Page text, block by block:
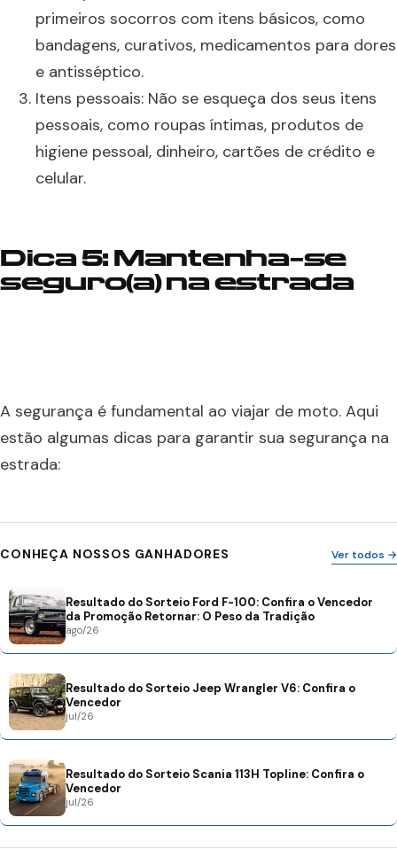
primeiros socorros com itens básicos, como
bandagens, curativos, medicamentos para dores
e antisséptico.
Itens pessoais: Não se esqueça dos seus itens
pessoais, como roupas íntimas, produtos de
higiene pessoal, dinheiro, cartões de crédito e
celular.
Dica 5: Mantenha-se
seguro(a) na estrada
A segurança é fundamental ao viajar de moto. Aqui
estão algumas dicas para garantir sua segurança na
estrada:
CONHEÇA NOSSOS GANHADORES Ver todos →
Resultado do Sorteio Ford F-100: Confira o Vencedor
da Promoção Retornar: O Peso da Tradição
ago/26
Resultado do Sorteio Jeep Wrangler V6: Confira o
Vencedor
jul/26
Resultado do Sorteio Scania 113H Topline: Confira o
Vencedor
jul/26